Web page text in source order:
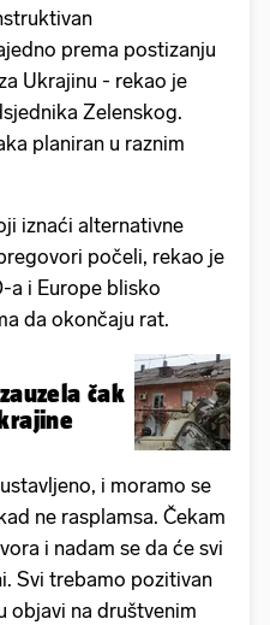
prema postizanju
Ukrajinu - rekao je
Zelenskog.
planiran u raznim
iznaći alternativne
počeli, rekao je
a i Europe blisko
da okončaju rat.
čak
i moramo se
ne rasplamsa. Čekam
i nadam se da će svi
Svi trebamo pozitivan
objavi na društvenim